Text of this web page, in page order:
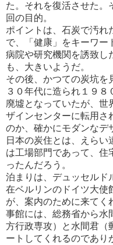
た。 それを復活させた。
回の目的。
ポイントは、石炭で汚れ
で、「健康」をキーワー
病院や研究機関を誘致し
も、大きいようだ。
その後、かつての炭坑を
３０年代に造られ１９
廃墟と なっていたが、世
ザインセンターに転用さ
のか、確かにモダンなデ
日本の炭住とは、えら
は工場部門であって、住
った んだろう。
泊まりは、デュッセルド
在ベルリンのドイツ大使
が、案内のために来てく
事館には、総務省から水
方行政専攻）と水間君（
ートしてく れるのであり